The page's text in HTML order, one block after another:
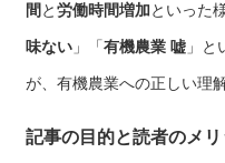
間 と労働時間増加といった
味ない 」「有機農業 嘘 」
が、有機農業への正しい理
記事の目的と読者のメリ